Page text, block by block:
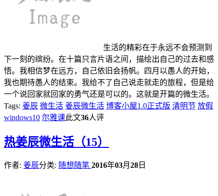
生活的精彩在于永远不会预测到
下一刻的缤纷。在十篇只言片语之间，描绘出自己的过去和感
悟。我相信梦在远方，自己依旧会扬帆。四月以愚人的开始，
我也期待愚人的结束。我给不了自己说走就走的旅程，但是给
一个说回家就回家的勇气还是可以的。这就是开篇的微生活。
Tags: 姜辰 微生活 姜辰微生活 博客小屋1.0正式版 清明节 放假
windows10 尔雅课此文36人评
热姜辰微生活（15）
作者: 姜辰分类: 随想随笔 2016年03月 28 日